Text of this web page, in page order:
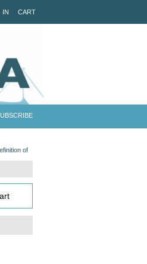
IN CART
of